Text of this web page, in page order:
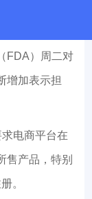
FDA）周二对
增加表示担
电商平台在
售产品，特别
。